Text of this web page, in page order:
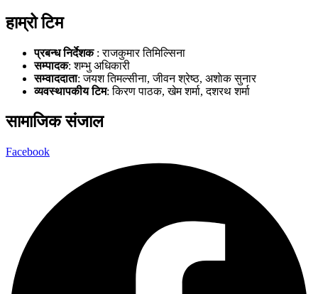
हाम्रो टिम
प्रबन्ध निर्देशक : राजकुमार तिमिल्सिना
सम्पादक: शम्भु अधिकारी
सम्वाददाता: जयश तिमल्सीना, जीवन श्रेष्ठ, अशाेक सुनार
व्यवस्थापकीय टिम: किरण पाठक, खेम शर्मा, दशरथ शर्मा
सामाजिक संजाल
Facebook